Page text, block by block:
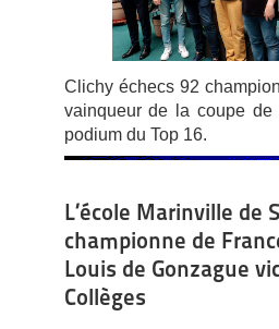
Clichy échecs 92
vainqueur de la coupe
podium du Top 16.
L’école Marinville de
championne de
Louis de Gonzague
Collèges